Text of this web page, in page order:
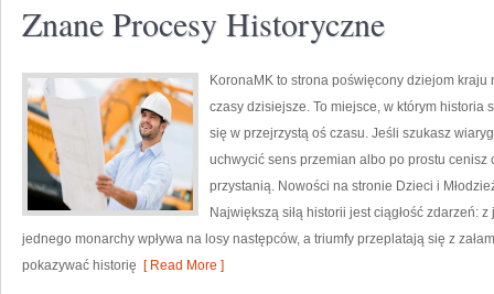
Znane Procesy Historyczne
KoronaMK to strona poświęcony dziejom
czasy dzisiejsze. To miejsce, w którym historia
się w przejrzystą oś czasu. Jeśli szukasz
uchwycić sens przemian albo po prostu cenisz
przystanią. Nowości na stronie Dzieci i
Największą siłą historii jest ciągłość zdarzeń:
jednego monarchy wpływa na losy następców, a triumfy przeplatają się z
pokazywać historię [ Read More ]